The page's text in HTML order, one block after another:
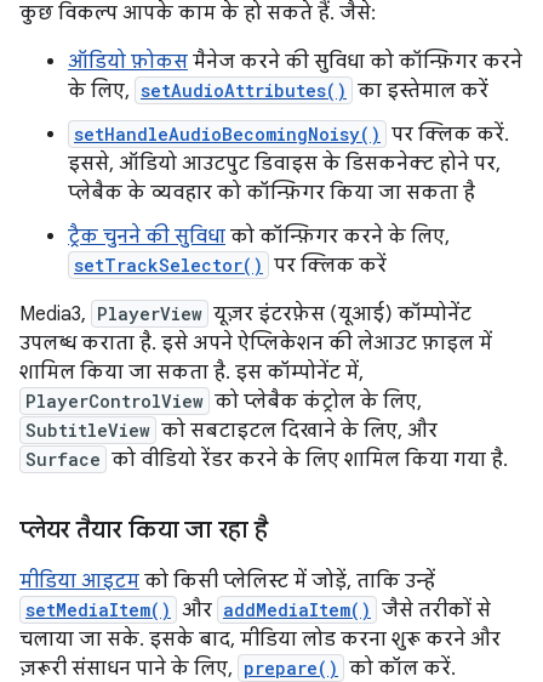
कुछ विकल्प आपके काम के हो सकते हैं. जैसे:
ऑडियो फ़ोकस मैनेज करने की सुविधा को कॉन्फ़िगर करने
के लिए, setAudioAttributes() का इस्तेमाल करें
setHandleAudioBecomingNoisy() पर क्लिक करें.
इससे, ऑडियो आउटपुट डिवाइस के डिसकनेक्ट होने पर,
प्लेबैक के व्यवहार को कॉन्फ़िगर किया जा सकता है
ट्रैक चुनने की सुविधा को कॉन्फ़िगर करने के लिए,
setTrackSelector() पर क्लिक करें
Media3, PlayerView यूज़र इंटरफ़ेस (यूआई) कॉम्पोनेंट
उपलब्ध कराता है. इसे अपने ऐप्लिकेशन की लेआउट फ़ाइल में
शामिल किया जा सकता है. इस कॉम्पोनेंट में,
PlayerControlView को प्लेबैक कंट्रोल के लिए,
SubtitleView को सबटाइटल दिखाने के लिए, और
Surface को वीडियो रेंडर करने के लिए शामिल किया गया है.
प्लेयर तैयार किया जा रहा है
मीडिया आइटम को किसी प्लेलिस्ट में जोड़ें, ताकि उन्हें
setMediaItem() और addMediaItem() जैसे तरीकों से
चलाया जा सके. इसके बाद, मीडिया लोड करना शुरू करने और
ज़रूरी संसाधन पाने के लिए, prepare() को कॉल करें.